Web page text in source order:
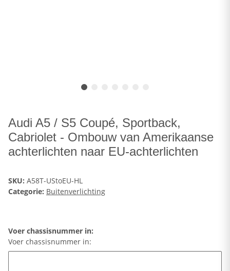
Audi A5 / S5 Coupé, Sportback,
Cabriolet - Ombouw van Amerikaanse
achterlichten naar EU-achterlichten
SKU: A58T-UStoEU-HL
Categorie: Buitenverlichting
Voer chassisnummer in:
Voer chassisnummer in: